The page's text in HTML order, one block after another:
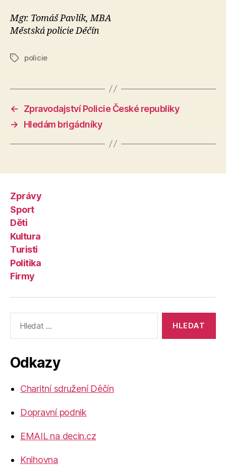
Mgr. Tomáš Pavlík, MBA
Městská policie Děčín
Štítkypolicie
←
Zpravodajství Policie České republiky
→
Hledám brigádníky
Zprávy
Sport
Děti
Kultura
Turisti
Politika
Firmy
vyhledávání:
Odkazy
Charitní sdružení Děčín
Dopravní podnik
EMAIL na decin.cz
Knihovna